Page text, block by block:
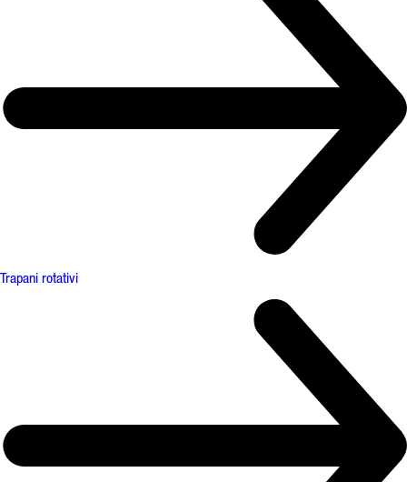
Trapani rotativi